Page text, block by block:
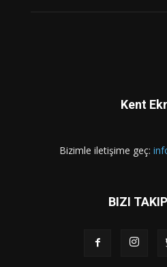
Kent
Bizimle iletişime geç:
BIZI